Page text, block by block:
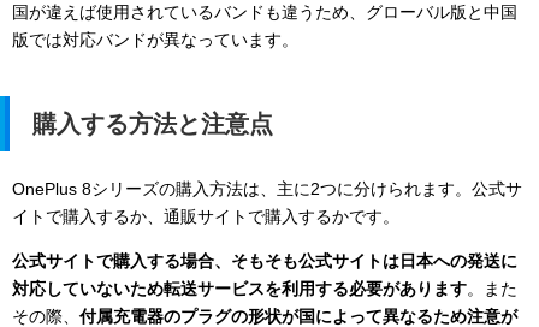
国が違えば使用されているバンドも違うため、グローバル版と中国
版では対応バンドが異なっています。
購入する方法と注意点
OnePlus 8シリーズの購入方法は、主に2つに分けられます。公式サ
イトで購入するか、通販サイトで購入するかです。
公式サイトで購入する場合、そもそも公式サイトは日本への発送に
対応していないため転送サービスを利用する必要があります。また
その際、 付属充電器のプラグの形状が国によって異なるため注意が